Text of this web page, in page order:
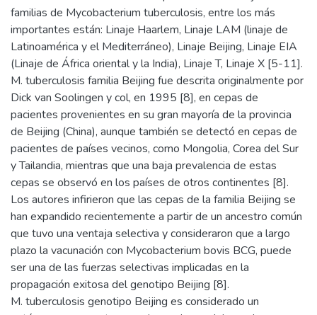
familias de Mycobacterium tuberculosis, entre los más
importantes están: Linaje Haarlem, Linaje LAM (linaje de
Latinoamérica y el Mediterráneo), Linaje Beijing, Linaje EIA
(Linaje de África oriental y la India), Linaje T, Linaje X [5-11].
M. tuberculosis familia Beijing fue descrita originalmente por
Dick van Soolingen y col, en 1995 [8], en cepas de
pacientes provenientes en su gran mayoría de la provincia
de Beijing (China), aunque también se detectó en cepas de
pacientes de países vecinos, como Mongolia, Corea del Sur
y Tailandia, mientras que una baja prevalencia de estas
cepas se observó en los países de otros continentes [8].
Los autores infirieron que las cepas de la familia Beijing se
han expandido recientemente a partir de un ancestro común
que tuvo una ventaja selectiva y consideraron que a largo
plazo la vacunación con Mycobacterium bovis BCG, puede
ser una de las fuerzas selectivas implicadas en la
propagación exitosa del genotipo Beijing [8].
M. tuberculosis genotipo Beijing es considerado un